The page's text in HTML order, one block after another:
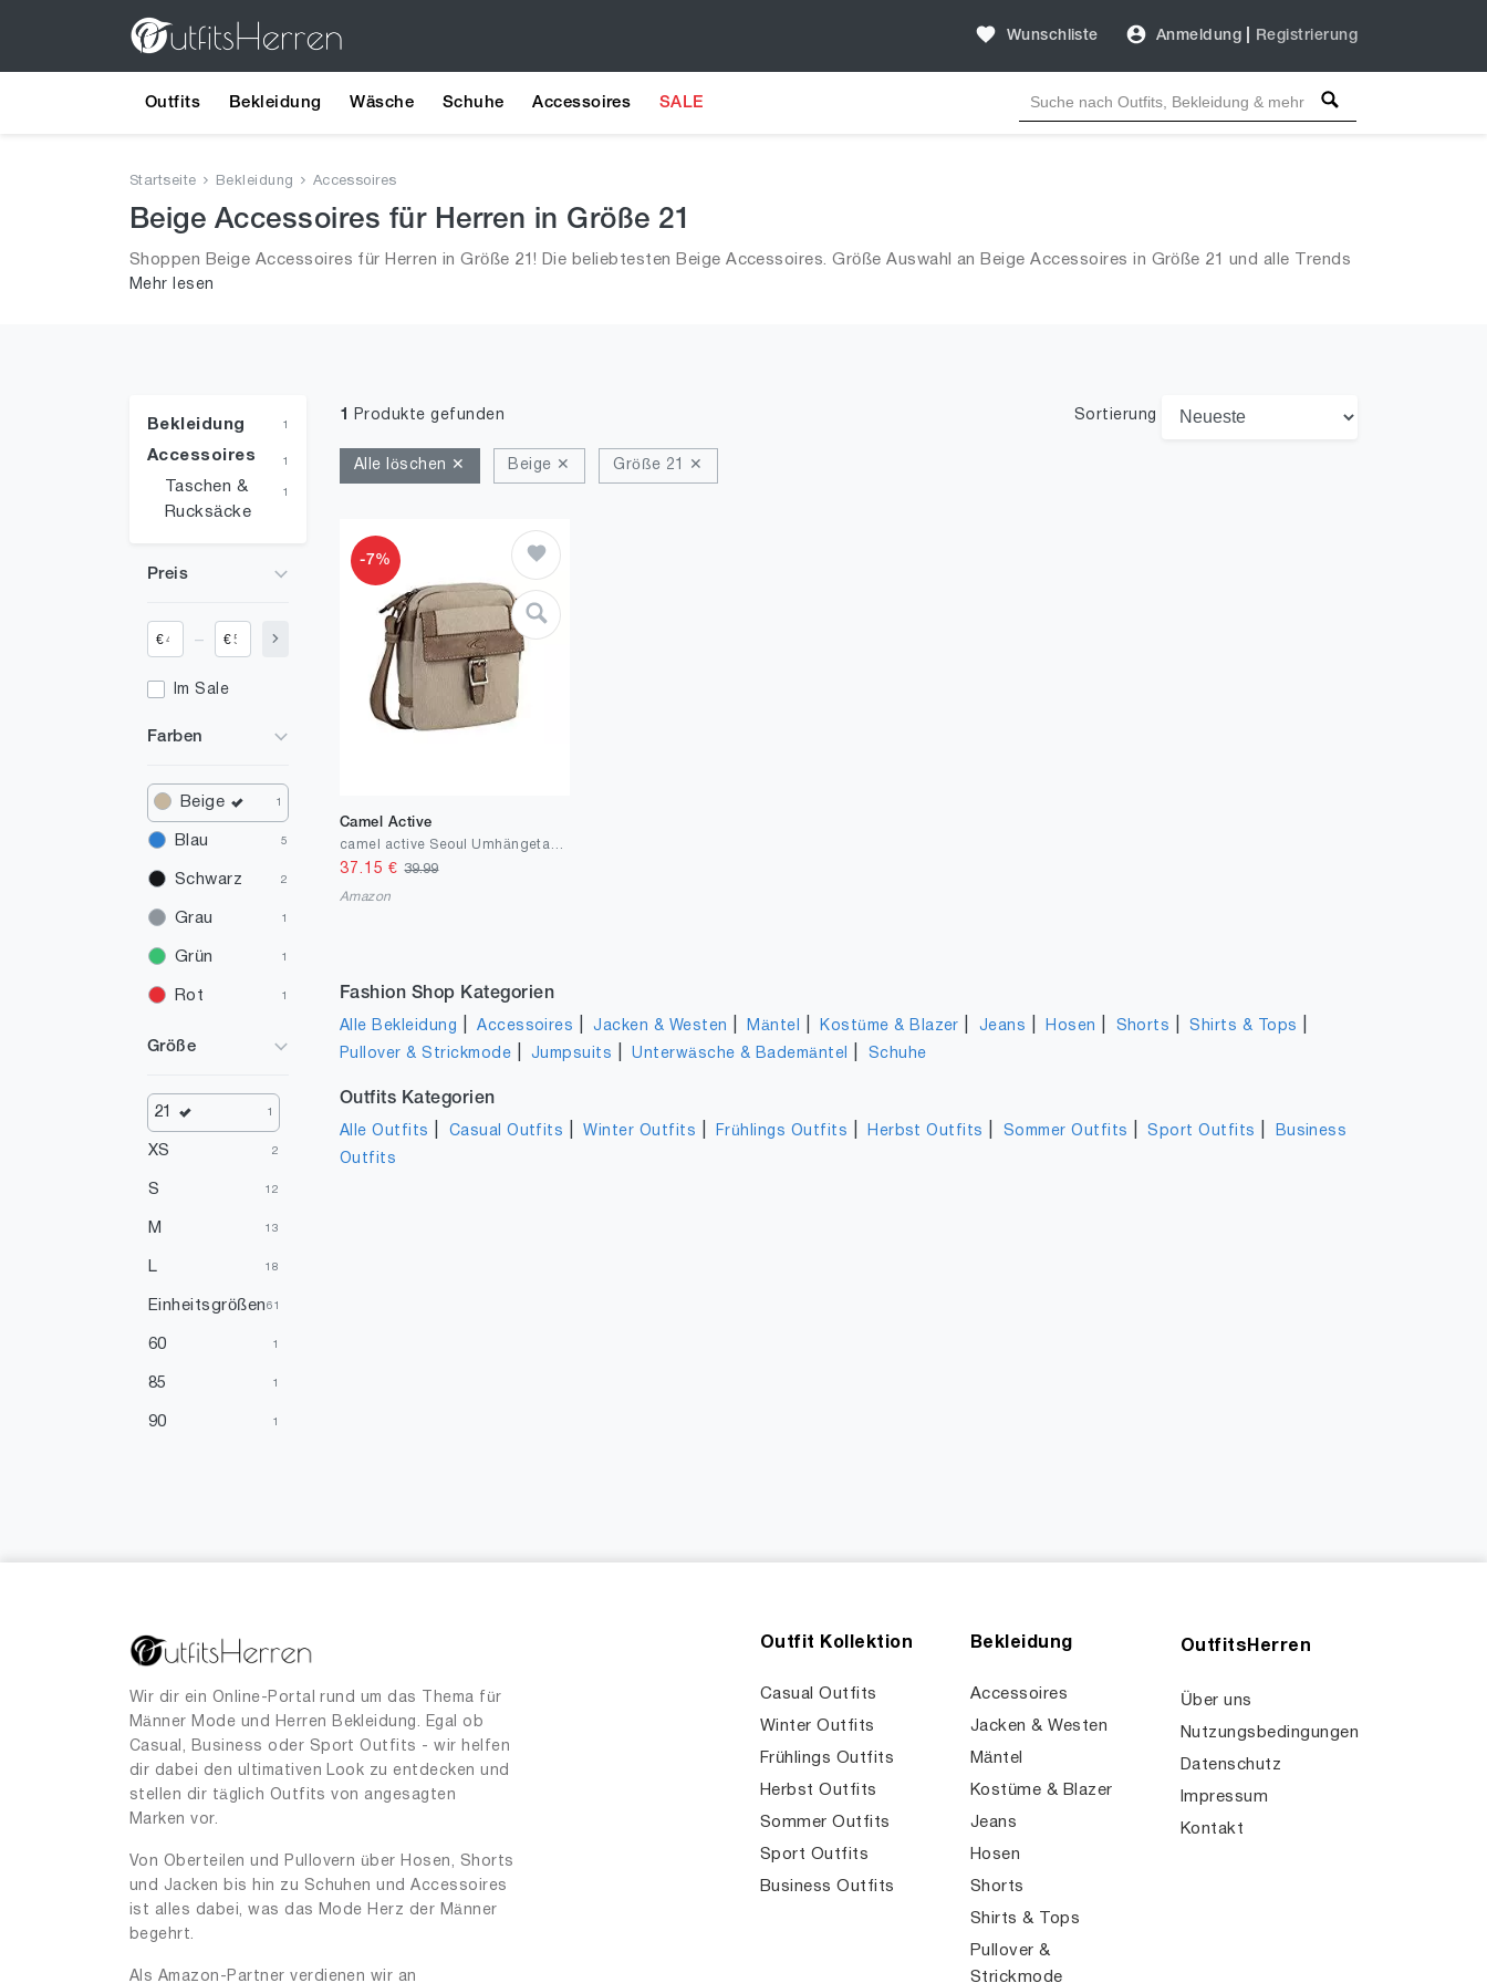
Wunschliste Anmeldung Registrierung
Outfits Bekleidung Wäsche Schuhe Accessoires SALE
Startseite Bekleidung Accessoires
Beige Accessoires für Herren in Größe 21
Shoppen Beige Accessoires für Herren in Größe 21! Die beliebtesten Beige Accessoires. Größe Auswahl an Beige Accessoires in Größe 21 und alle Trends
aus 2026 für Männer!
Mehr lesen
Bekleidung 1
Accessoires 1
Taschen &
Rucksäcke
1
Preis
€ €
Im Sale
Farben
Beige 1
Blau 5
Schwarz 2
Grau 1
Grün 1
Rot 1
Größe
21 1
XS 2
S 12
M 13
L 18
Einheitsgrößen 61
60 1
85 1
90 1
1 Produkte gefunden Sortierung
Alle löschen ✕ Beige ✕ Größe 21 ✕
-7%
Camel Active
37.15 €39.99
Amazon
Fashion Shop Kategorien
Alle Bekleidung |Accessoires |Jacken & Westen Mäntel Kostüme & Blazer Jeans Hosen Shorts |Shirts & Tops
Pullover & Strickmode |Jumpsuits |Unterwäsche & Bademäntel Schuhe
Outfits Kategorien
Alle Outfits Casual Outfits |Winter Outfits Frühlings Outfits Herbst Outfits Sommer Outfits |Sport Outfits
Business
Outfits
Wir dir ein Online-Portal rund um das Thema für
Männer Mode und Herren Bekleidung. Egal ob
Casual, Business oder Sport Outfits - wir helfen
dir dabei den ultimativen Look zu entdecken und
stellen dir täglich Outfits von angesagten
Marken vor.
Von Oberteilen und Pullovern über Hosen, Shorts
und Jacken bis hin zu Schuhen und Accessoires
ist alles dabei, was das Mode Herz der Männer
begehrt.
Als Amazon-Partner verdienen wir an
Outfit Kollektion
Casual Outfits
Winter Outfits
Frühlings Outfits
Herbst Outfits
Sommer Outfits
Sport Outfits
Business Outfits
Bekleidung
Accessoires
Jacken & Westen
Mäntel
Kostüme & Blazer
Jeans
Hosen
Shorts
Shirts & Tops
Pullover &
Strickmode
OutfitsHerren
Über uns
Nutzungsbedingungen
Datenschutz
Impressum
Kontakt